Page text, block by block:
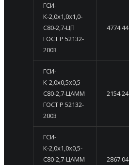
ГСИ-
К-2,0х1,0х1,0-
С80-2,7-ЦП
ГОСТ Р 52132-
2003
4774.44
ГСИ-
К-2,0х0,5х0,5-
С80-2,7-ЦАММ
ГОСТ Р 52132-
2003
2154.24
ГСИ-
К-2,0х1,0х0,5-
С80-2,7-ЦАММ
2867.04